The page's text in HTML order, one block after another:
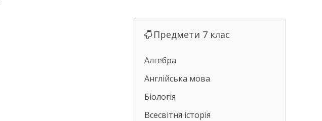
Предмети 7 клас
Алгебра
Англійська мова
Біологія
Всесвітня історія